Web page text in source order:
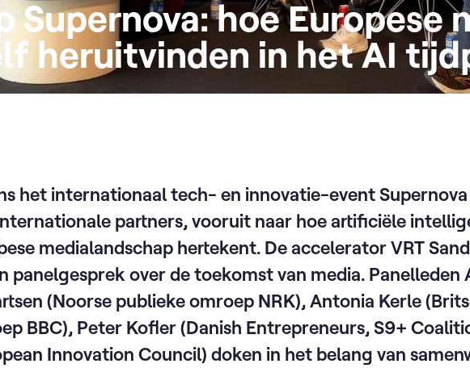
Supernova: hoe Europese
heruitvinden in het AI
het internationaal tech- en innovatie-event Supernova
partners, vooruit naar hoe artificiële
medialandschap hertekent. De accelerator VRT
panelgesprek over de toekomst van media. Panelleden
(Noorse publieke omroep NRK), Antonia Kerle
BBC), Peter Kofler (Danish Entrepreneurs, S9+
Innovation Council) doken in het belang van